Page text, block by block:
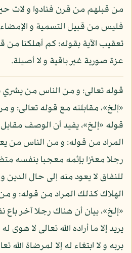
فليس من قبيل التسمية و
تعقيب الآية بقوله: كم أهلكنا من
عزة صورية غير باقية و لا أصيلة.
قوله تعالى: و من الناس من يشري
«إلخ»، مقابلته مع قوله تعالى:
قوله «إلخ»، يفيد أن الوصف
المراد من قوله: و من الناس من
رجلا معتزا بإثمه معجبا بنفسه
للنفاق لا يعود منه إلى حال الدين و
الهلاك كذلك المراد من قوله: و
«إلخ»، بيان أن هناك رجلا آخر باع
يريد إلا ما أراده الله تعالى لا هوى
بربه و لا ابتغاء له إلا لمرضاة الله